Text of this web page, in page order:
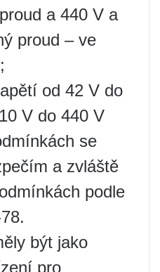
a 440 V a
proud – ve
od 42 V do
V do 440 V
se
a zvláště
podle
být jako
pro